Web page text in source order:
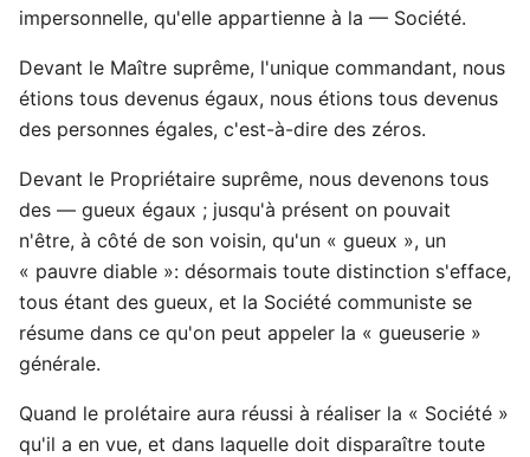
impersonnelle, qu'elle appartienne à la — Société.
Devant le Maître suprême, l'unique commandant, nous
étions tous devenus égaux, nous étions tous devenus
des personnes égales, c'est-à-dire des zéros.
Devant le Propriétaire suprême, nous devenons tous
des — gueux égaux ; jusqu'à présent on pouvait
n'être, à côté de son voisin, qu'un « gueux », un
« pauvre diable »: désormais toute distinction s'efface,
tous étant des gueux, et la Société communiste se
résume dans ce qu'on peut appeler la « gueuserie »
générale.
Quand le prolétaire aura réussi à réaliser la « Société »
qu'il a en vue, et dans laquelle doit disparaître toute